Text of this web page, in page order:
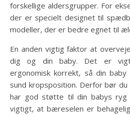
forskellige aldersgrupper. For
der er specielt designet til
modeller, der er bedre egnet til
En anden vigtig faktor at
dig og din baby. Det er
ergonomisk korrekt, så din
sund kropsposition. Derfor bør
har god støtte til din babys ryg
vigtigt, at bæreselen er